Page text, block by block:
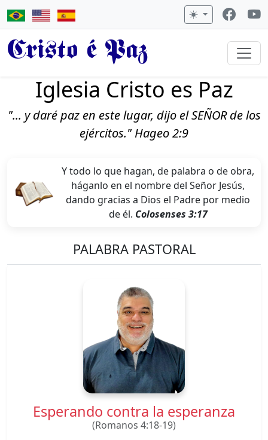
Cristo é Paz
Iglesia Cristo es Paz
"... y daré paz en este lugar, dijo el SEÑOR de los
ejércitos." Hageo 2:9
Y todo lo que hagan, de palabra o de obra,
háganlo en el nombre del Señor Jesús,
dando gracias a Dios el Padre por medio
de él. Colosenses 3:17
PALABRA PASTORAL
Esperando contra la esperanza
(Romanos 4:18-19)